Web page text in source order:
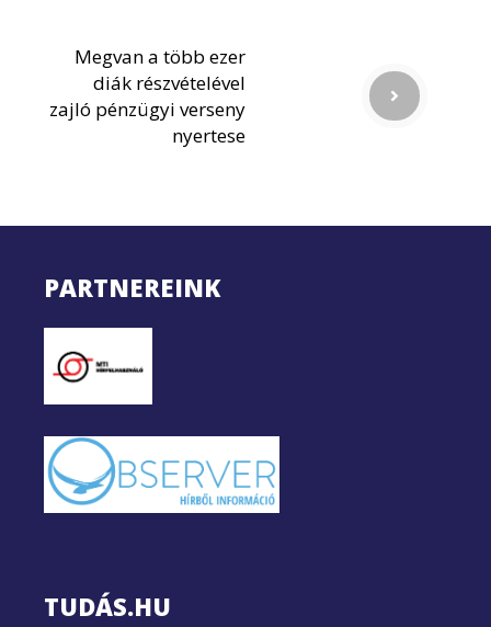
Megvan a több ezer
diák részvételével
zajló pénzügyi verseny
nyertese
PARTNEREINK
TUDÁS.HU